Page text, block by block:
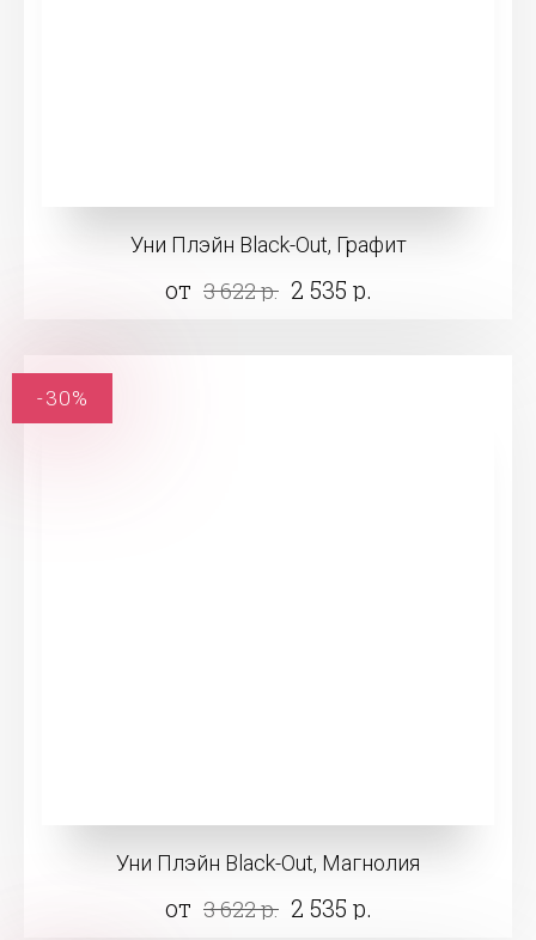
Уни Плэйн Black-Out, Графит
от 3 622 р. 2 535 р.
Уни Плэйн Black-Out, Магнолия
от 3 622 р. 2 535 р.
-30%